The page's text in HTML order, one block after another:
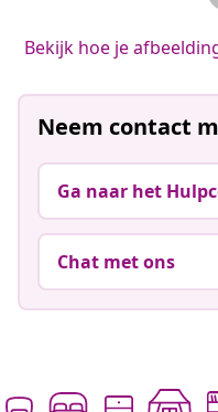
Bekijk hoe je
Neem contact
Ga naar het
Chat met ons